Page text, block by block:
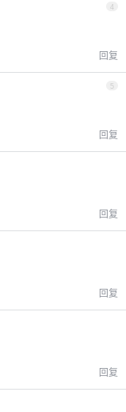
4
回复
5
回复
回复
回复
回复